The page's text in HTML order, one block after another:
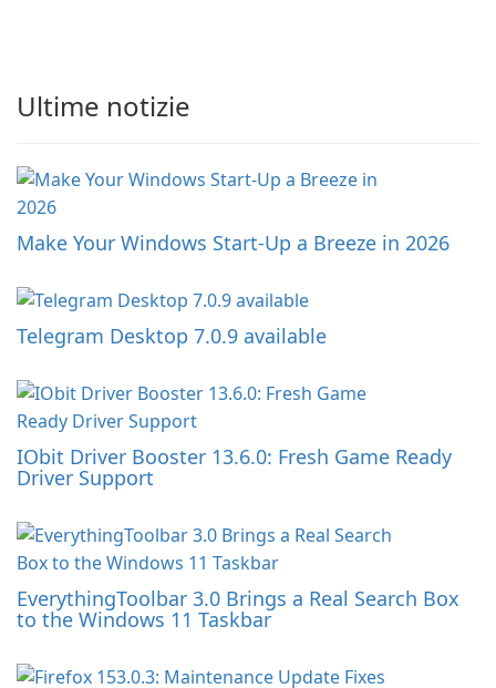
Ultime notizie
Make Your Windows Start-Up a Breeze in 2026
Telegram Desktop 7.0.9 available
IObit Driver Booster 13.6.0: Fresh Game Ready
Driver Support
EverythingToolbar 3.0 Brings a Real Search Box
to the Windows 11 Taskbar